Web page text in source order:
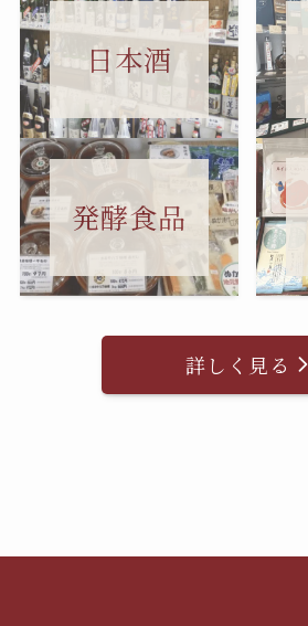
日本酒
発酵食品
詳しく見る